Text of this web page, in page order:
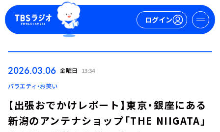
ログイン
ログイン
2026.03.06 金曜日 13:34
バラエティ・お笑い
【出張おでかけレポート】東京・銀座にある
新潟のアンテナショップ「THE NIIGATA」